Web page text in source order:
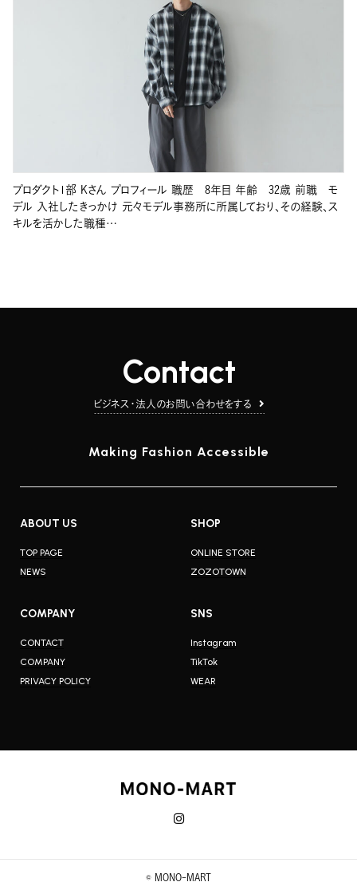
プロダクト1部 Kさん プロフィール 職歴 8年目 年齢 32歳 前職 モ
デル 入社したきっかけ 元々モデル事務所に所属しており、その経験、ス
キルを活かした職種…
Contact
ビジネス・法人のお問い合わせをする
Making Fashion Accessible
ABOUT US
TOP PAGE
NEWS
SHOP
ONLINE STORE
ZOZOTOWN
COMPANY
CONTACT
COMPANY
PRIVACY POLICY
SNS
Instagram
TikTok
WEAR
© MONO-MART